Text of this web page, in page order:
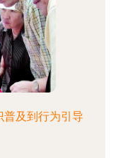
及到行为引导